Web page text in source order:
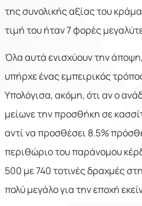
της συνολικής αξίας του
τιμή του ήταν 7 φορές
Όλα αυτά ενισχύουν την
υπήρχε ένας εμπειρικός
Υπολόγισα, ακόμη, ότι αν ο
μείωνε την προσθήκη σε
αντί να προσθέσει 8.5%
περιθώριο του παράνομου
500 με 740 τοτινές δραχμές
πολύ μεγάλο για την εποχή